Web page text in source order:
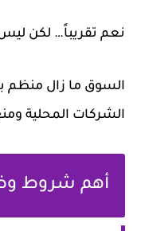
نعم تقريباً… لكن
السوق ما زال منظم
الشركات المحلية
أهم شروط